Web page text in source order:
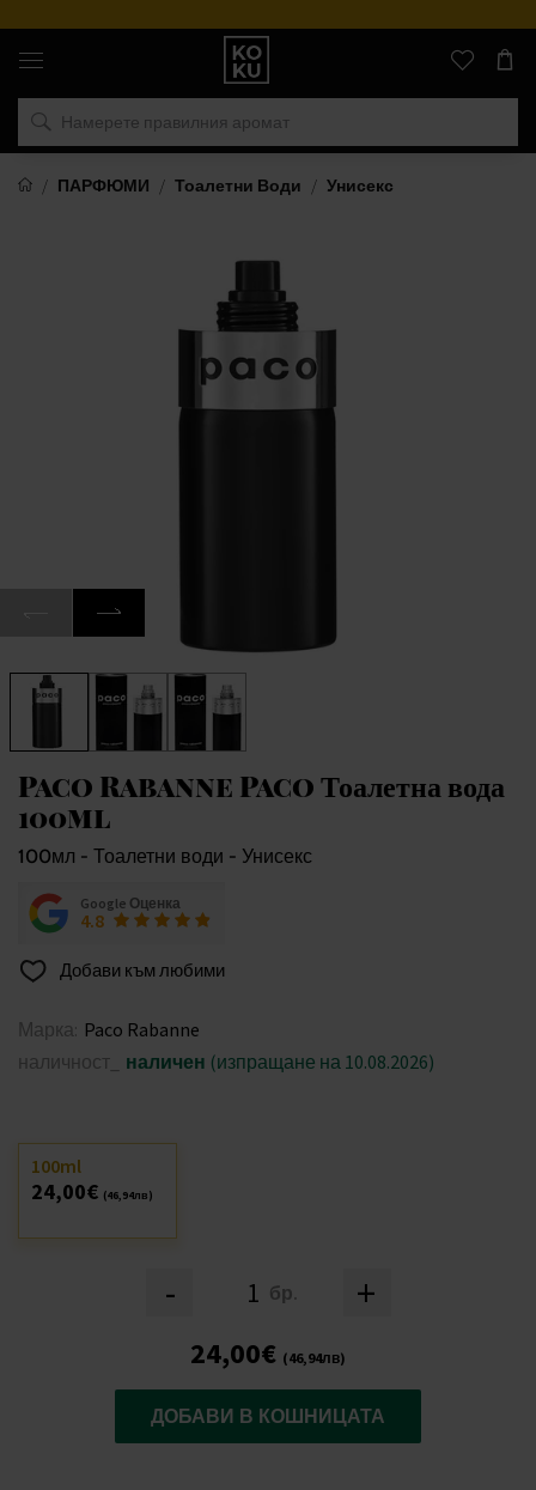
Оригинални
парфюми
часовници
на
място
ПАРФЮМИ
Тоалетни Води Унисекс
Paco Rabanne Paco Тоалетна вода
100ml
100мл - Тоалетни води - Унисекс
Google Оценка
4.8
Добави към любими
Марка: Paco Rabanne
наличност_
наличен (изпращане на 10.08.2026)
- бр. +
100ml
24,00€ (46,94лв)
24,00€ (46,94лв)
ДОБАВИ В КОШНИЦАТА